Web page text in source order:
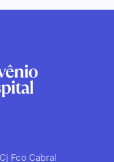
Fco Cabral